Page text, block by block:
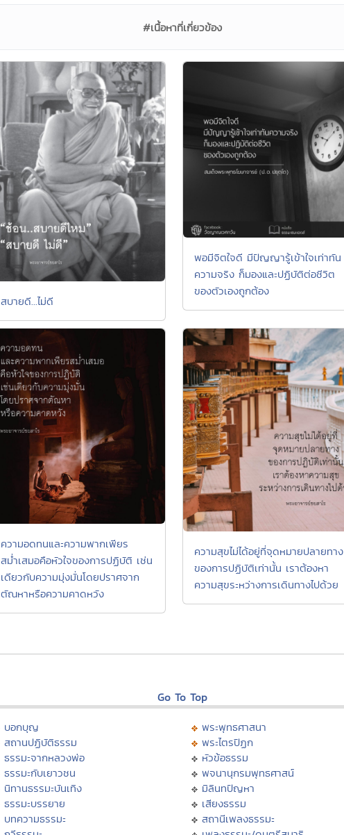
#เนื้อหาที่เกี่ยวข้อง
สบายดี...ไม่ดี
พอมีจิตใจดี มีปัญญารู้เข้าใจเท่าทัน
ความจริง ก็มองและปฏิบัติต่อชีวิต
ของตัวเองถูกต้อง
ความอดทนและความพากเพียร
สม่ำเสมอคือหัวใจของการปฏิบัติ เช่น
เดียวกับความมุ่งมั่นโดยปราศจาก
ตัณหาหรือความคาดหวัง
ความสุขไม่ได้อยู่ที่จุดหมายปลายทาง
ของการปฏิบัติเท่านั้น เราต้องหา
ความสุขระหว่างการเดินทางไปด้วย
Go To Top
บอกบุญ
สถานปฏิบัติธรรม
ธรรมะจากหลวงพ่อ
ธรรมะกับเยาวชน
นิทานธรรมะบันเทิง
ธรรมะบรรยาย
บทความธรรมะ
พระพุทธศาสนา
พระไตรปิฏก
หัวข้อธรรม
พจนานุกรมพุทธศาสน์
มิลินทปัญหา
เสียงธรรม
สถานีเพลงธรรมะ